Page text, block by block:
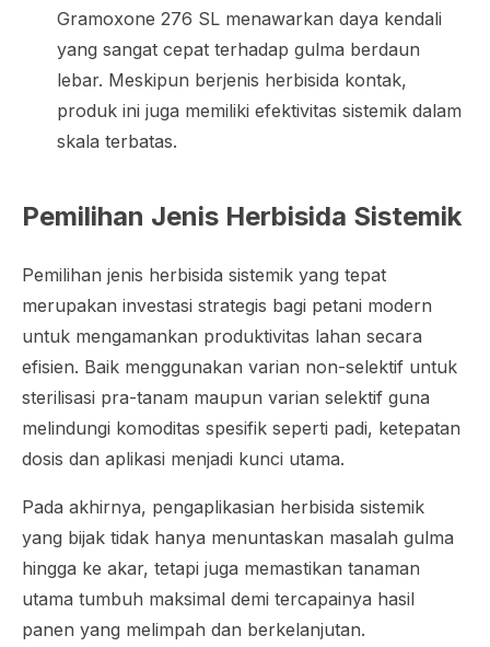
Gramoxone 276 SL menawarkan daya kendali
yang sangat cepat terhadap gulma berdaun
lebar. Meskipun berjenis herbisida kontak,
produk ini juga memiliki efektivitas sistemik dalam
skala terbatas.
Pemilihan Jenis Herbisida Sistemik
Pemilihan jenis herbisida sistemik yang tepat
merupakan investasi strategis bagi petani modern
untuk mengamankan produktivitas lahan secara
efisien. Baik menggunakan varian non-selektif untuk
sterilisasi pra-tanam maupun varian selektif guna
melindungi komoditas spesifik seperti padi, ketepatan
dosis dan aplikasi menjadi kunci utama.
Pada akhirnya, pengaplikasian herbisida sistemik
yang bijak tidak hanya menuntaskan masalah gulma
hingga ke akar, tetapi juga memastikan tanaman
utama tumbuh maksimal demi tercapainya hasil
panen yang melimpah dan berkelanjutan.